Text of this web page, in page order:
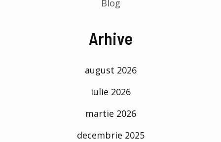
Blog
Arhive
august 2026
iulie 2026
martie 2026
decembrie 2025